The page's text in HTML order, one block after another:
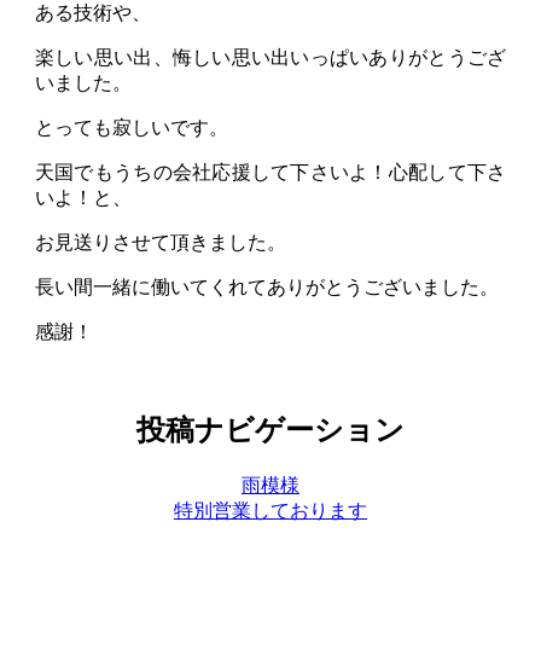
ある技術や、
楽しい思い出、悔しい思い出いっぱいありがとうござ
いました。
とっても寂しいです。
天国でもうちの会社応援して下さいよ！心配して下さ
いよ！と、
お見送りさせて頂きました。
長い間一緒に働いてくれてありがとうございました。
感謝！
投稿ナビゲーション
雨模様
特別営業しております